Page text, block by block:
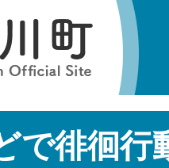
で徘徊行